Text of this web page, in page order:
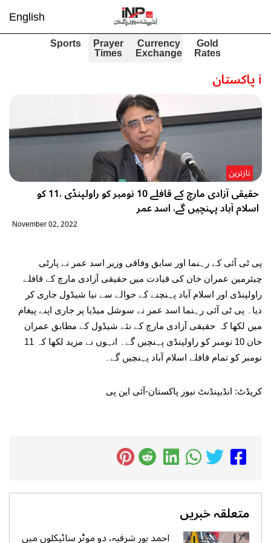
English
Gold
Rates
Currency
Exchange
Prayer
Times
Sports
iپاکستان
حقیقی آزادی مارچ کے قافلے 10 نومبر کو راولپنڈی ،11 کو
اسلام آباد پہنچیں گے، اسد عمر
تازترین
November 02, 2022
پی ٹی آئی کے رہنما اور سابق وفاقی وزیر اسد عمر نے پارٹی
چیئرمین عمران خان کی قیادت میں حقیقی آزادی مارچ کے قافلے
راولپنڈی اور اسلام آباد پہنچنے کے حوالے سے نیا شیڈول جاری کر
دیا۔ پی ٹی آئی رہنما اسد عمر نے سوشل میڈیا پر جاری اپنے پیغام
میں لکھا کہ حقیقی آزادی مارچ کے نئے شیڈول کے مطابق عمران
خان 10 نومبر کو راولپنڈی پہنچیں گے۔ انہوں نے مزید لکھا کہ 11
نومبر کو تمام قافلے اسلام آباد پہنچیں گے۔
کریڈٹ: انڈیپنڈنٹ نیوز پاکستان-آئی این پی
متعلقہ خبریں
احمد پور شرقیہ، دو موٹر سائیکلوں میں